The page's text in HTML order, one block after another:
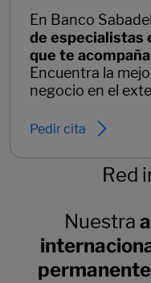
En Banco
de especialistas
que te
Encuentra la
negocio en el
Pedir cita
Red
Nuestra